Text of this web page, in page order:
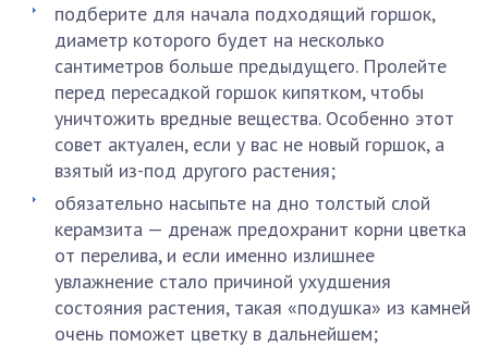
подберите для начала подходящий горшок,
диаметр которого будет на несколько
сантиметров больше предыдущего. Пролейте
перед пересадкой горшок кипятком, чтобы
уничтожить вредные вещества. Особенно этот
совет актуален, если у вас не новый горшок, а
взятый из-под другого растения;
обязательно насыпьте на дно толстый слой
керамзита — дренаж предохранит корни цветка
от перелива, и если именно излишнее
увлажнение стало причиной ухудшения
состояния растения, такая «подушка» из камней
очень поможет цветку в дальнейшем;